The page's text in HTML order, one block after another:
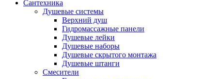
Сантехника
Душевые системы
Верхний душ
Гидромассажные панели
Душевые лейки
Душевые наборы
Душевые скрытого монтажа
Душевые штанги
Смесители